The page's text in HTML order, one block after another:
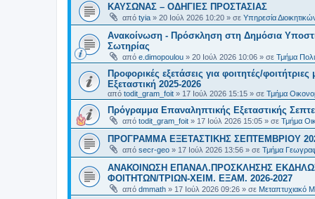
ΚΑΥΣΩΝΑΣ – ΟΔΗΓΙΕΣ ΠΡΟΣΤΑΣΙΑΣ
από tyia » 20 Ιούλ 2026 10:20 » σε Υπηρεσία
Ανακοίνωση - Πρόσκληση στη Δημόσια
Σωτηρίας
από e.dimopoulou » 20 Ιούλ 2026 10:06 » σε Τμήμα
Προφορικές εξετάσεις για φοιτητές/
Εξεταστική 2025-2026
από todit_gram_foit » 17 Ιούλ 2026 15:15 » σε Τμήμα
Πρόγραμμα Επαναληπτικής Εξεταστικής
από todit_gram_foit » 17 Ιούλ 2026 15:05 » σε Τμήμα
ΠΡΟΓΡΑΜΜΑ ΕΞΕΤΑΣΤΙΚΗΣ ΣΕΠΤΕΜΒΡΙΟΥ
από secr-geo » 17 Ιούλ 2026 13:56 » σε Τμήμα
ΑΝΑΚΟΙΝΩΣΗ ΕΠΑΝΑΛ.ΠΡΟΣΚΛΗΣΗΣ
ΦΟΙΤΗΤΩΝ/ΤΡΙΩΝ-ΧΕΙΜ. ΕΞΑΜ. 2026-2027
από dmmath » 17 Ιούλ 2026 09:26 » σε Μεταπτυχιακό